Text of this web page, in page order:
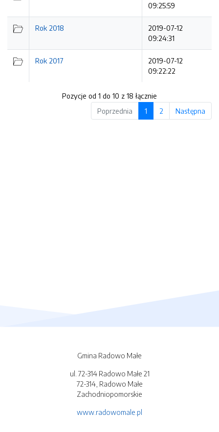
09:25:59
Rok 2018
2019-07-12
09:24:31
Rok 2017
2019-07-12
09:22:22
Pozycje od 1 do 10 z 18 łącznie
Poprzednia
1 2 Następna
Gmina Radowo Małe
ul. 72-314 Radowo Małe 21
72-314, Radowo Małe
Zachodniopomorskie
www.radowomale.pl